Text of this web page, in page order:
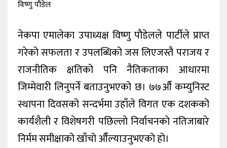
नेकपा एमालेका उपाध्यक्ष विष्णु पौडेलले पार्टीले प्राप्त
गरेको सफलता र उपलब्धिको जस लिएजस्तै पराजय र
राजनीतिक क्षतिको पनि नैतिकताका आधारमा
जिम्मेवारी लिनुपर्ने बताउनुभएको छ। ७७औँ कम्युनिस्ट
स्थापना दिवसको सन्दर्भमा उहाँले विगत एक दशकको
कार्यशैली र विशेषगरी पछिल्लो निर्वाचनको नतिजाबारे
निर्मम समीक्षाको खाँचो औँल्याउनुभएको हो।